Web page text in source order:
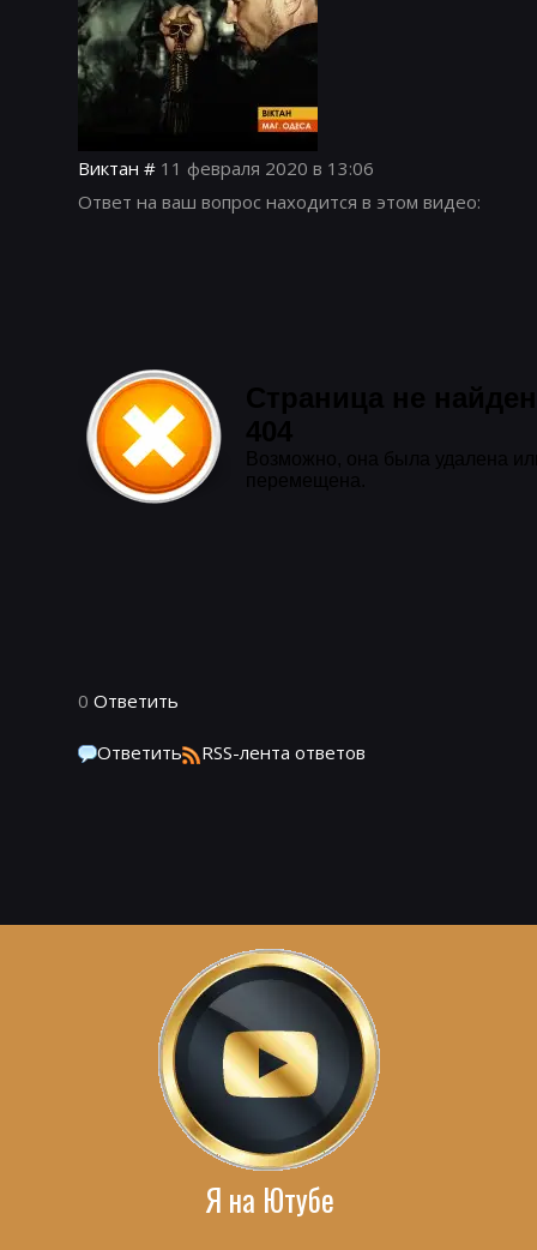
Виктан # 11 февраля 2020 в 13:06
Ответ на ваш вопрос находится в этом видео:
0 Ответить
Ответить RSS-лента ответов
Я на Ютубе